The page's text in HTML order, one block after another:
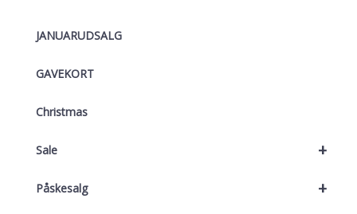
JANUARUDSALG
GAVEKORT
Christmas
+
Sale
+
Påskesalg